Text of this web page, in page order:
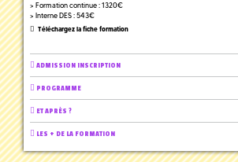
> Formation continue : 1320€
> Interne DES : 543€
Téléchargez la fiche formation
ADMISSION INSCRIPTION
PROGRAMME
ET APRÈS ?
LES + DE LA FORMATION